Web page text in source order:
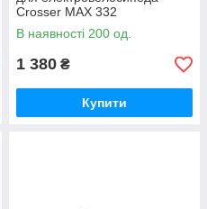
Crosser MAX 332
В наявності 200 од.
1 380 ₴
Купити